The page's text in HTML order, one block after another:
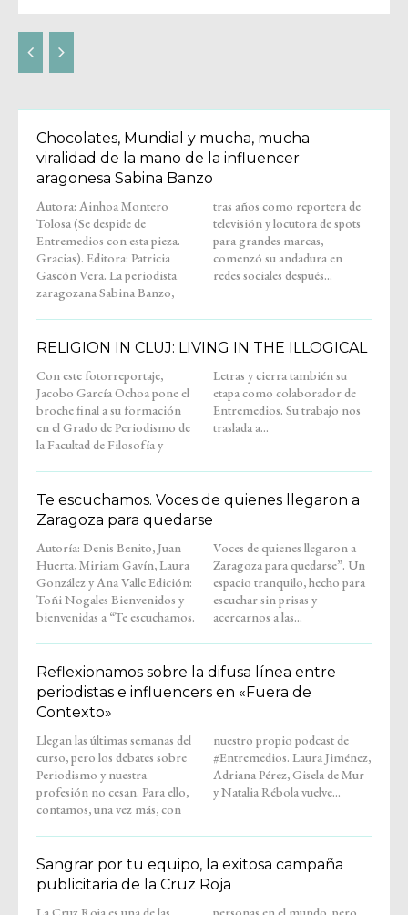
Chocolates, Mundial y mucha, mucha
viralidad de la mano de la influencer
aragonesa Sabina Banzo
Autora: Ainhoa Montero
Tolosa (Se despide de
Entremedios con esta pieza.
Gracias). Editora: Patricia
Gascón Vera. La periodista
zaragozana Sabina Banzo,
tras años como reportera de
televisión y locutora de spots
para grandes marcas,
comenzó su andadura en
redes sociales después...
RELIGION IN CLUJ: LIVING IN THE ILLOGICAL
Con este fotorreportaje,
Jacobo García Ochoa pone el
broche final a su formación
en el Grado de Periodismo de
la Facultad de Filosofía y
Letras y cierra también su
etapa como colaborador de
Entremedios. Su trabajo nos
traslada a...
Te escuchamos. Voces de quienes llegaron a
Zaragoza para quedarse
Autoría: Denis Benito, Juan
Huerta, Miriam Gavín, Laura
González y Ana Valle Edición:
Toñi Nogales Bienvenidos y
bienvenidas a “Te escuchamos.
Voces de quienes llegaron a
Zaragoza para quedarse”. Un
espacio tranquilo, hecho para
escuchar sin prisas y
acercarnos a las...
Reflexionamos sobre la difusa línea entre
periodistas e influencers en «Fuera de
Contexto»
Llegan las últimas semanas del
curso, pero los debates sobre
Periodismo y nuestra
profesión no cesan. Para ello,
contamos, una vez más, con
nuestro propio podcast de
#Entremedios. Laura Jiménez,
Adriana Pérez, Gisela de Mur
y Natalia Rébola vuelve...
Sangrar por tu equipo, la exitosa campaña
publicitaria de la Cruz Roja